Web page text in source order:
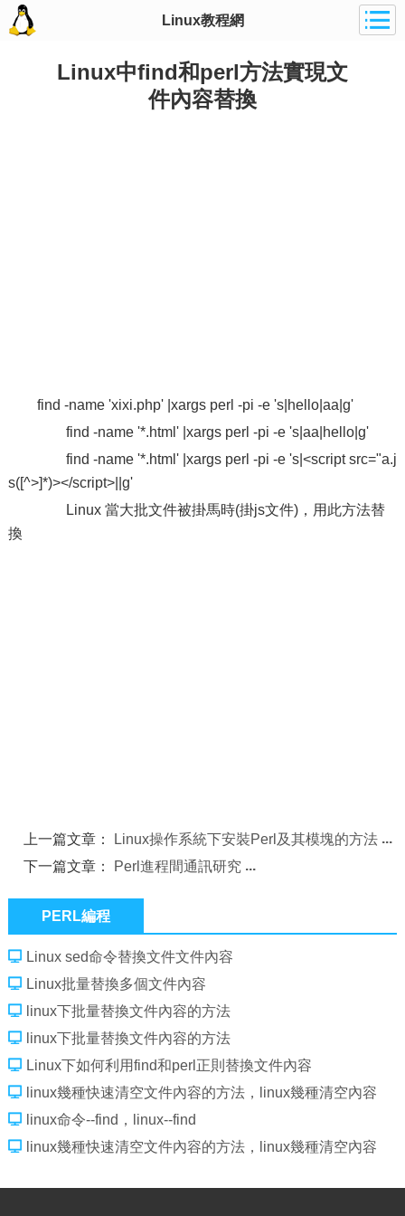
Linux教程網
Linux中find和perl方法實現文
件內容替換
find -name 'xixi.php' |xargs perl -pi -e 's|hello|aa|g'
find -name '*.html' |xargs perl -pi -e 's|aa|hello|g'
find -name '*.html' |xargs perl -pi -e 's|<script src="a.j
s([^>]*)></script>||g'
Linux 當大批文件被掛馬時(掛js文件)，用此方法替
換
上一篇文章：
Linux操作系統下安裝Perl及其模塊的方法
下一篇文章：
Perl進程間通訊研究
PERL編程
Linux sed命令替換文件文件內容
Linux批量替換多個文件內容
linux下批量替換文件內容的方法
linux下批量替換文件內容的方法
Linux下如何利用find和perl正則替換文件內容
linux幾種快速清空文件內容的方法，linux幾種清空內容
linux命令--find，linux--find
linux幾種快速清空文件內容的方法，linux幾種清空內容